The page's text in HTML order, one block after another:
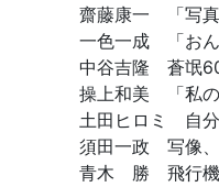
齋藤康一 「写真
一色一成 「お
中谷吉隆 蒼氓
操上和美 「私
土田ヒロミ 自
須田一政 写像
青木 勝 飛行機